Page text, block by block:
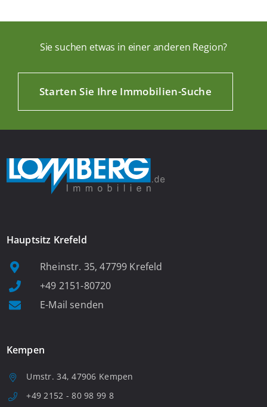
Sie suchen etwas in einer anderen Region?
Starten Sie Ihre Immobilien-Suche
Hauptsitz Krefeld
Rheinstr. 35, 47799 Krefeld
+49 2151-80720
E-Mail senden
Kempen
Umstr. 34, 47906 Kempen
+49 2152 - 80 98 99 8